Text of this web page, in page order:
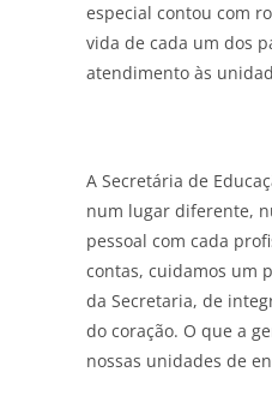
especial contou com
vida de cada um dos
atendimento às
A Secretária de
num lugar diferente,
pessoal com cada
contas, cuidamos um
da Secretaria, de
do coração. O que a
nossas unidades de